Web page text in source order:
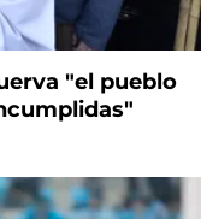
"el pueblo